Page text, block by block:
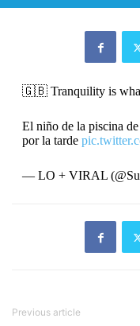
🇬🇧 Tranquility is
El niño de la piscina
por la tarde
— LO + VIRAL
Previous article